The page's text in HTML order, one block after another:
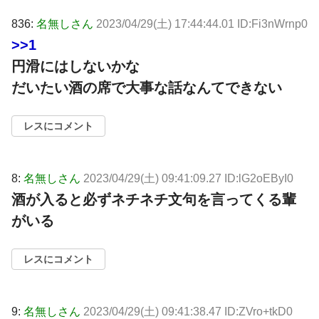
836: 名無しさん 2023/04/29(土) 17:44:44.01 ID:Fi3nWrnp0
>>1
円滑にはしないかな
だいたい酒の席で大事な話なんてできない
レスにコメント
8: 名無しさん 2023/04/29(土) 09:41:09.27 ID:lG2oEByI0
酒が入ると必ずネチネチ文句を言ってくる輩
がいる
レスにコメント
9: 名無しさん 2023/04/29(土) 09:41:38.47 ID:ZVro+tkD0